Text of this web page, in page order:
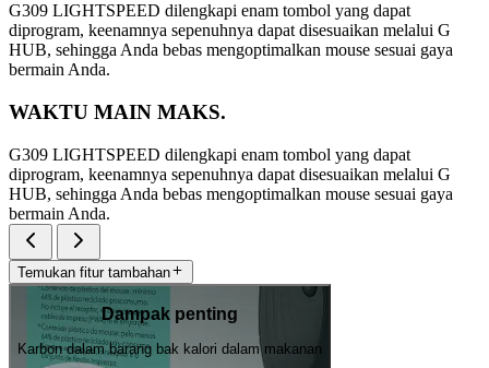
G309 LIGHTSPEED dilengkapi enam tombol yang dapat
diprogram, keenamnya sepenuhnya dapat disesuaikan melalui G
HUB, sehingga Anda bebas mengoptimalkan mouse sesuai gaya
bermain Anda.
WAKTU MAIN MAKS.
G309 LIGHTSPEED dilengkapi enam tombol yang dapat
diprogram, keenamnya sepenuhnya dapat disesuaikan melalui G
HUB, sehingga Anda bebas mengoptimalkan mouse sesuai gaya
bermain Anda.
Temukan fitur tambahan
Dampak penting
Karbon dalam barang bak kalori dalam makanan